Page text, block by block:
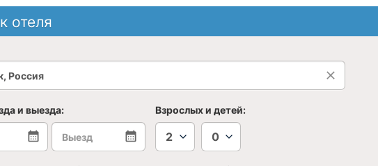
отеля
и выезда: Взрослых и детей:
2 0